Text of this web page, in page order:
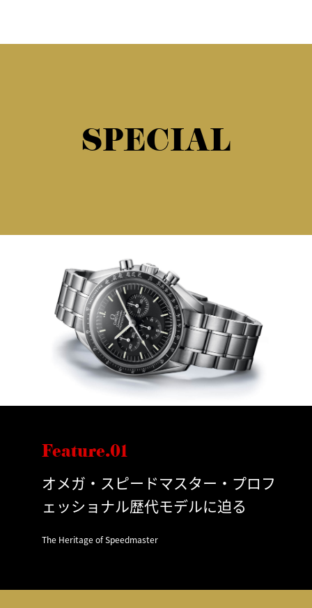
SPECIAL
Feature.01
オメガ・スピードマスター・プロフ
ェッショナル歴代モデルに迫る
The Heritage of Speedmaster